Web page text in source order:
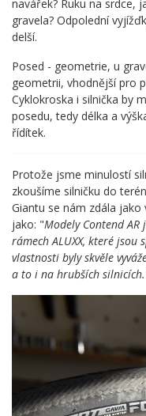
navářek? Ruku na srdce,
gravela? Odpolední
delší.
Posed - geometrie, u
geometrii, vhodnější pro
Cyklokroska i silnička by
posedu, tedy délka a
řídítek.
Protože jsme minulostí
zkoušíme silničku do
Giantu se nám zdála jako
jako: "Modely Contend
rámech ALUXX, které jsou
vlastnosti byly skvěle
a to i na hrubších